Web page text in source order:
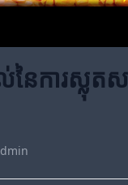
នៃការស្